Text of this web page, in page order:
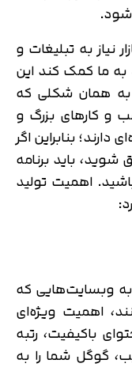
شود.
نیاز به تبلیغات و
به ما کمک کند این
به همان شکلی که
و کارهای بزرگ و
بنابراین اگر
باید برنامه
اهمیت تولید
وبسایت‌هایی که
اهمیت ویژه‌ای
با‌کیفیت، رتبه
گوگل شما را به